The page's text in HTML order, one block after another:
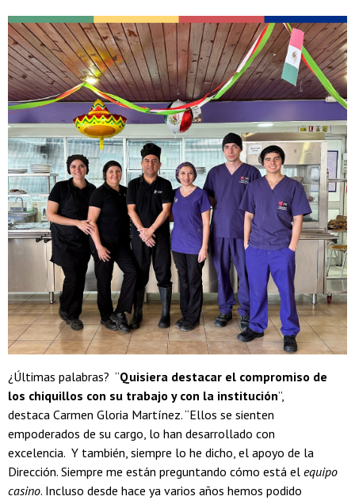
¿Últimas palabras? “Quisiera destacar el compromiso de
los chiquillos con su trabajo y con la institución”,
destaca Carmen Gloria Martínez. “Ellos se sienten
empoderados de su cargo, lo han desarrollado con
excelencia. Y también, siempre lo he dicho, el apoyo de la
Dirección. Siempre me están preguntando cómo está el equipo
casino. Incluso desde hace ya varios años hemos podido